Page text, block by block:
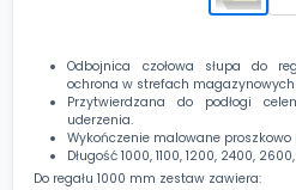
Odbojnica czołowa słupa do
ochrona w strefach
Przytwierdzana do podłogi
uderzenia.
Wykończenie malowane proszkowo
Długość 1000, 1100, 1200, 2400,
Do regału 1000 mm zestaw zawiera: